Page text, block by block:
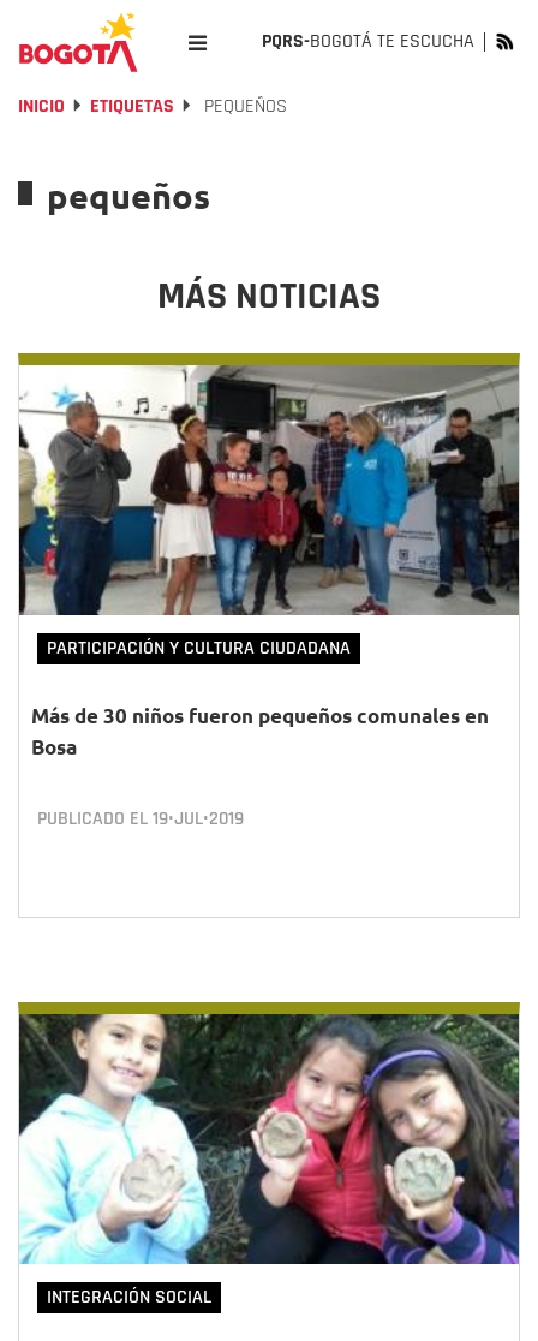
PQRS-BOGOTÁ TE ESCUCHA
INICIO ETIQUETAS PEQUEÑOS
pequeños
MÁS NOTICIAS
PARTICIPACIÓN Y CULTURA CIUDADANA
Más de 30 niños fueron pequeños comunales en
Bosa
PUBLICADO EL19•JUL•2019
INTEGRACIÓN SOCIAL